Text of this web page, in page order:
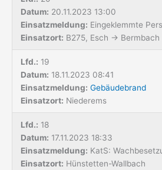
Datum: 20.11.2023 13:00
Einsatzmeldung: Eingeklemmte
Einsatzort: B275, Esch → Bermbach
Lfd.: 19
Datum: 18.11.2023 08:41
Einsatzmeldung: Gebäudebrand
Einsatzort: Niederems
Lfd.: 18
Datum: 17.11.2023 18:33
Einsatzmeldung: KatS:
Einsatzort: Hünstetten-Wallbach